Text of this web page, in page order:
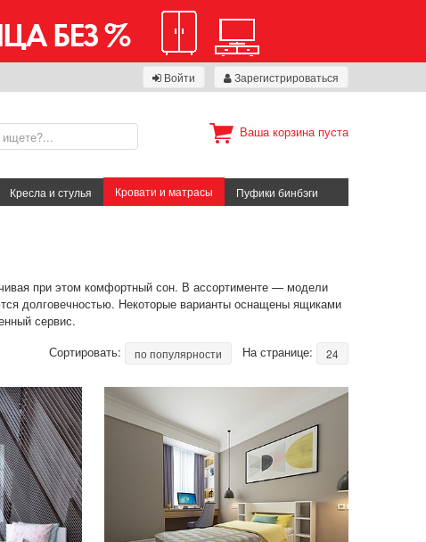
Войти Зарегистрироваться
Ваша корзина пуста
Кресла и стулья Кровати и матрасы Пуфики бинбэги
при этом комфортный сон. В ассортименте — модели
долговечностью. Некоторые варианты оснащены ящиками
сервис.
Сортировать:
по популярности На странице: 24